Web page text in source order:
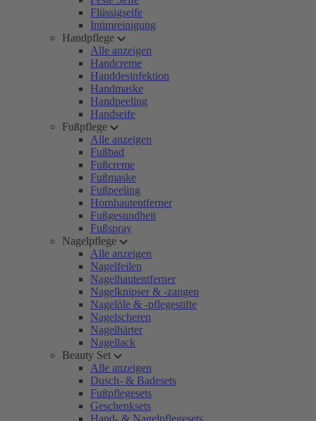
Flüssigseife
Intimreinigung
Handpflege
Alle anzeigen
Handcreme
Handdesinfektion
Handmaske
Handpeeling
Handseife
Fußpflege
Alle anzeigen
Fußbad
Fußcreme
Fußmaske
Fußpeeling
Hornhautentferner
Fußgesundheit
Fußspray
Nagelpflege
Alle anzeigen
Nagelfeilen
Nagelhautentferner
Nagelknipser & -zangen
Nagelöle & -pflegestifte
Nagelscheren
Nagelhärter
Nagellack
Beauty Set
Alle anzeigen
Dusch- & Badesets
Fußpflegesets
Geschenksets
Hand- & Nagelpflegesets